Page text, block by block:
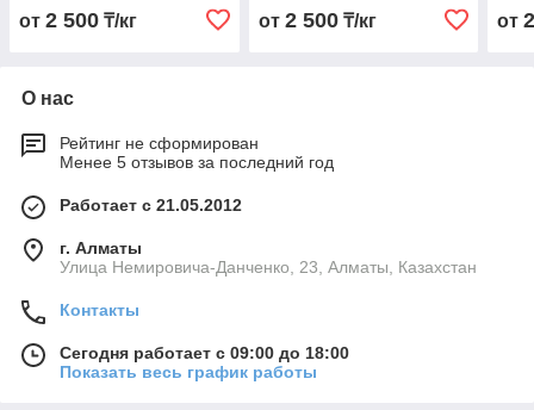
от 2 500 ₸/кг от 2 500₸/кг от
О нас
Рейтинг не сформирован
Менее 5 отзывов за последний год
Работает с 21.05.2012
г. Алматы
Улица Немировича-Данченко, 23, Алматы, Казахстан
Контакты
Сегодня работает с 09:00 до 18:00
Показать весь график работы